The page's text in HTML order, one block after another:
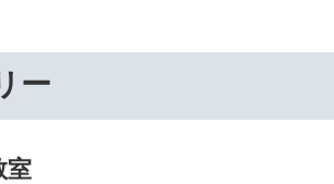
ー
室